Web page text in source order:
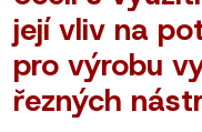
její vliv na
pro výrobu
řezných